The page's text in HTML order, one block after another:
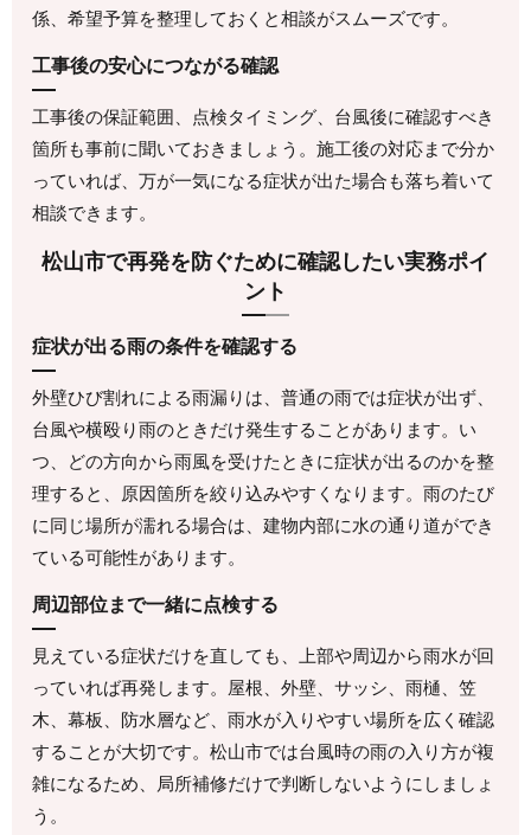
係、希望予算を整理しておくと相談がスムーズです。
工事後の安心につながる確認
工事後の保証範囲、点検タイミング、台風後に確認すべき
箇所も事前に聞いておきましょう。施工後の対応まで分か
っていれば、万が一気になる症状が出た場合も落ち着いて
相談できます。
松山市で再発を防ぐために確認したい実務ポイ
ント
症状が出る雨の条件を確認する
外壁ひび割れによる雨漏りは、普通の雨では症状が出ず、
台風や横殴り雨のときだけ発生することがあります。い
つ、どの方向から雨風を受けたときに症状が出るのかを整
理すると、原因箇所を絞り込みやすくなります。雨のたび
に同じ場所が濡れる場合は、建物内部に水の通り道ができ
ている可能性があります。
周辺部位まで一緒に点検する
見えている症状だけを直しても、上部や周辺から雨水が回
っていれば再発します。屋根、外壁、サッシ、雨樋、笠
木、幕板、防水層など、雨水が入りやすい場所を広く確認
することが大切です。松山市では台風時の雨の入り方が複
雑になるため、局所補修だけで判断しないようにしましょ
う。